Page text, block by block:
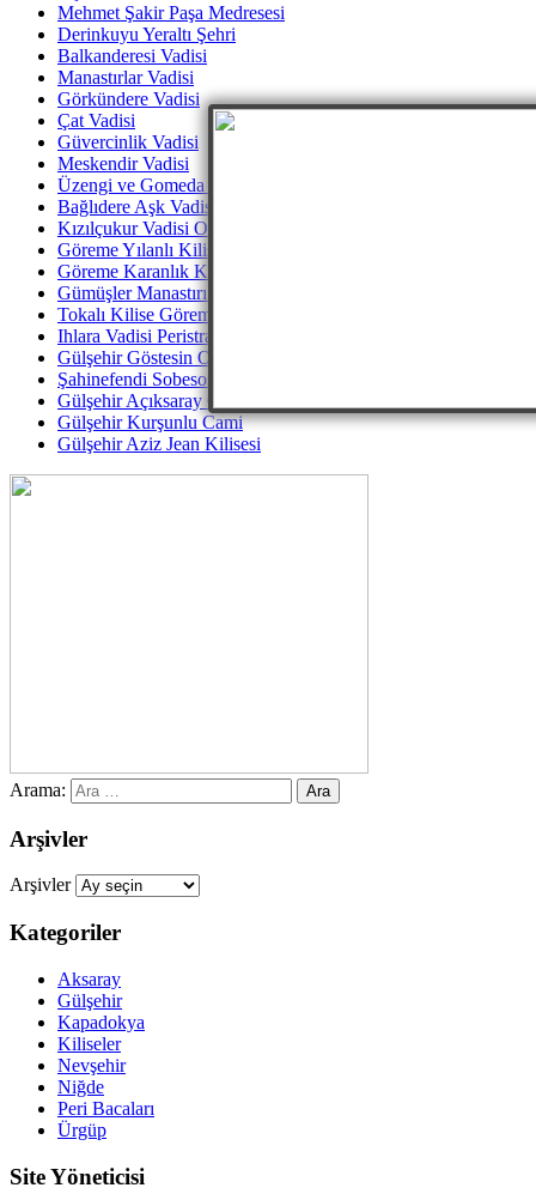
Mehmet Şakir Paşa Medresesi
Derinkuyu Yeraltı Şehri
Balkanderesi Vadisi
Manastırlar Vadisi
Görkündere Vadisi
Çat Vadisi
Güvercinlik Vadisi
Meskendir Vadisi
Üzengi ve Gomeda Vadileri
Bağlıdere Aşk Vadisi
Kızılçukur Vadisi Ortahisar
Göreme Yılanlı Kilisesi
Göreme Karanlık Kilise
Gümüşler Manastırı Niğde
Tokalı Kilise Göreme
Ihlara Vadisi Peristrama Güzelyurt Aksaray
Gülşehir Göstesin Ovaören Yassı Höyük
Şahinefendi Sobesos Antik Kenti
Gülşehir Açıksaray Ören Yeri
Gülşehir Kurşunlu Cami
Gülşehir Aziz Jean Kilisesi
Arama:
Arşivler
Arşivler
Kategoriler
Aksaray
Gülşehir
Kapadokya
Kiliseler
Nevşehir
Niğde
Peri Bacaları
Ürgüp
Site Yöneticisi